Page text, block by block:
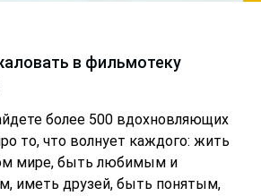
в фильмотеку
более 500 вдохновляющих
то, что волнует каждого: жить
мире, быть любимым и
иметь друзей, быть понятым,